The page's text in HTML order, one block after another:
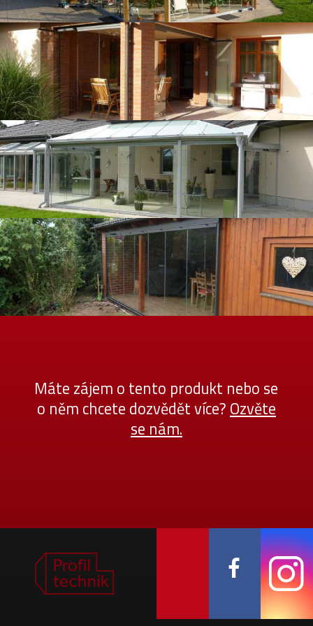
Máte zájem o tento produkt nebo se
o něm chcete dozvědět více? Ozvěte
se nám.